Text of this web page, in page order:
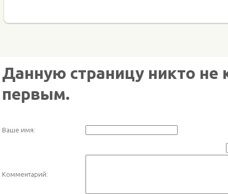
Данную страницу никто
первым.
Ваше имя:
Комментарий: